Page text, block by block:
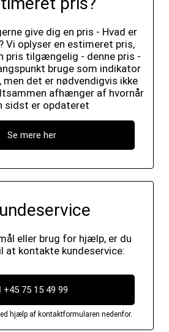
give dig en pris - Hvad er
Vi oplyser en estimeret pris,
pris tilgængelig - denne pris -
bruge som indikator
det er nødvendigvis ikke
afhænger af hvornår
sidst er opdateret
Se mere her
eller brug for hjælp, er du
at kontakte kundeservice:
+45 75 15 49 99
hjælp af kontaktformularen nedenfor.